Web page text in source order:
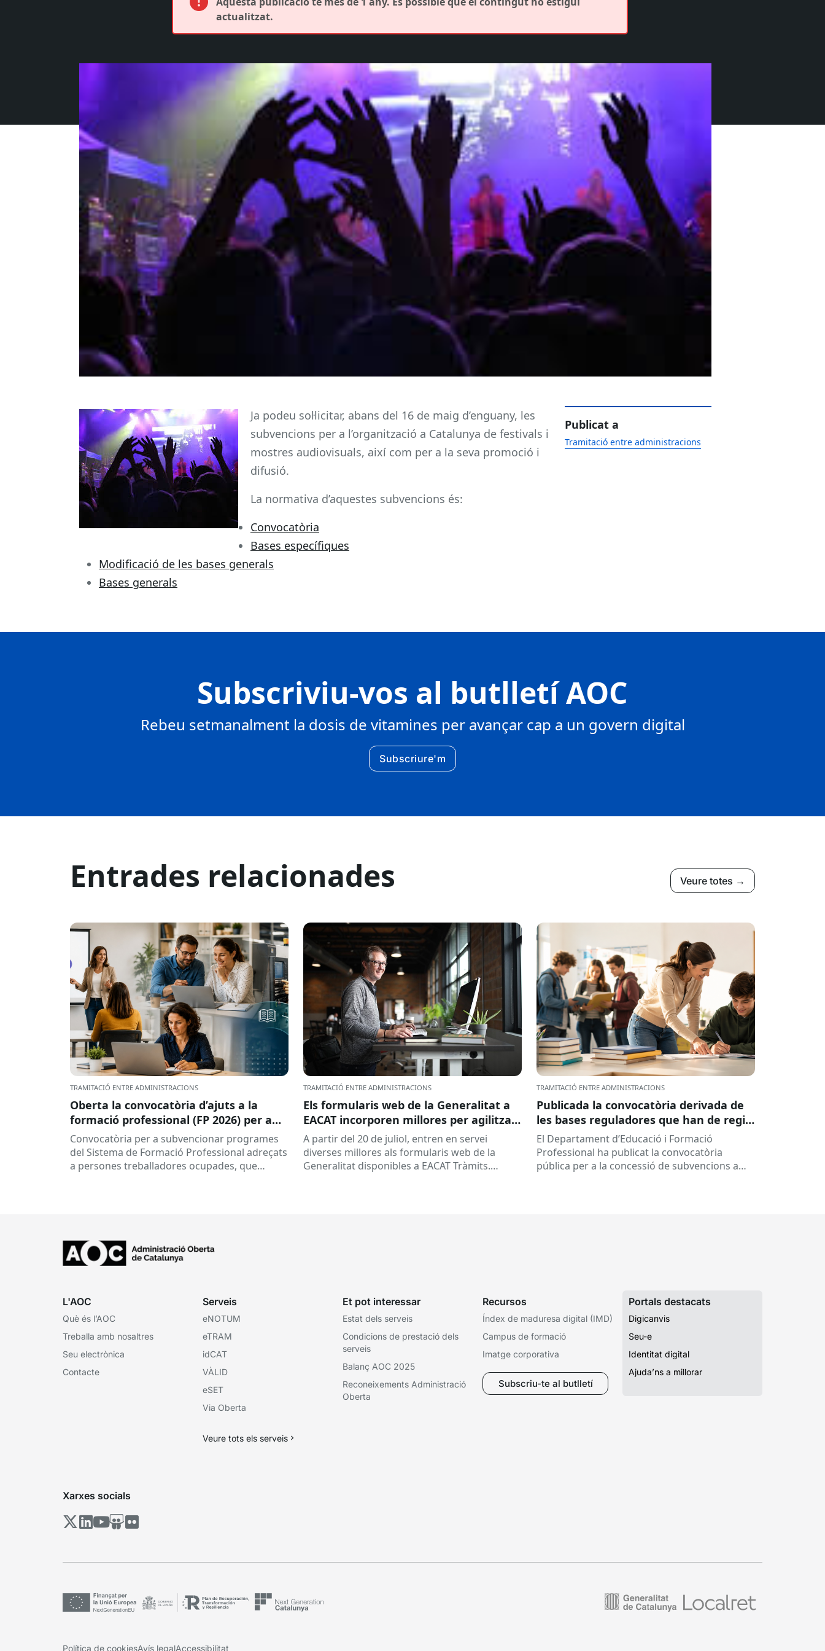
actualitzat.
Ja podeu sol·licitar, abans del 16 de maig d’enguany, les
subvencions per a l’organització a Catalunya de festivals i
mostres audiovisuals, així com per a la seva promoció i
difusió.
La normativa d’aquestes subvencions és:
Convocatòria
Bases específiques
Modificació de les bases generals
Bases generals
Publicat a
Tramitació entre administracions
Subscriviu-vos al butlletí AOC
Rebeu setmanalment la dosis de vitamines per avançar cap a un govern digital
Subscriure'm
Entrades relacionades Veure totes →
TRAMITACIÓ ENTRE ADMINISTRACIONS
Oberta la convocatòria d’ajuts a la
formació professional (FP 2026) per a
persones treballadores ocupades
Convocatòria per a subvencionar programes
del Sistema de Formació Professional adreçats
a persones treballadores ocupades, que
TRAMITACIÓ ENTRE ADMINISTRACIONS
Els formularis web de la Generalitat a
EACAT incorporen millores per agilitzar
la tramitació
A partir del 20 de juliol, entren en servei
diverses millores als formularis web de la
Generalitat disponibles a EACAT Tràmits.
TRAMITACIÓ ENTRE ADMINISTRACIONS
Publicada la convocatòria derivada de
les bases reguladores que han de regir
la concessió de subvencions a centres
educatius, per al desenvolupament de
programes de formació i inserció,
El Departament d’Educació i Formació
Professional ha publicat la convocatòria
pública per a la concessió de subvencions a
L'AOC
Què és l’AOC
Treballa amb nosaltres
Seu electrònica
Contacte
Serveis
eNOTUM
eTRAM
idCAT
VÀLID
eSET
Via Oberta
Veure tots els serveis
Et pot interessar
Estat dels serveis
Condicions de prestació dels
serveis
Balanç AOC 2025
Reconeixements Administració
Oberta
Recursos
Índex de maduresa digital (IMD)
Campus de formació
Imatge corporativa
Subscriu-te al butlletí
Portals destacats
Digicanvis
Seu-e
Identitat digital
Ajuda’ns a millorar
Xarxes socials
Política de cookiesAvís legalAccessibilitat